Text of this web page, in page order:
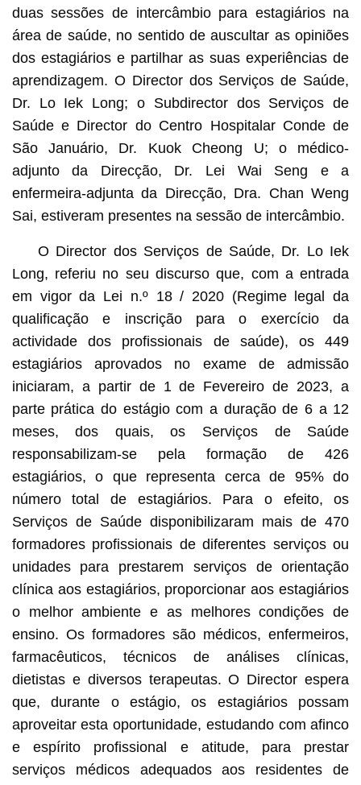
duas sessões de intercâmbio para estagiários na
área de saúde, no sentido de auscultar as opiniões
dos estagiários e partilhar as suas experiências de
aprendizagem. O Director dos Serviços de Saúde,
Dr. Lo Iek Long; o Subdirector dos Serviços de
Saúde e Director do Centro Hospitalar Conde de
São Januário, Dr. Kuok Cheong U; o médico-
adjunto da Direcção, Dr. Lei Wai Seng e a
enfermeira-adjunta da Direcção, Dra. Chan Weng
Sai, estiveram presentes na sessão de intercâmbio.
O Director dos Serviços de Saúde, Dr. Lo Iek
Long, referiu no seu discurso que, com a entrada
em vigor da Lei n.º 18 / 2020 (Regime legal da
qualificação e inscrição para o exercício da
actividade dos profissionais de saúde), os 449
estagiários aprovados no exame de admissão
iniciaram, a partir de 1 de Fevereiro de 2023, a
parte prática do estágio com a duração de 6 a 12
meses, dos quais, os Serviços de Saúde
responsabilizam-se pela formação de 426
estagiários, o que representa cerca de 95% do
número total de estagiários. Para o efeito, os
Serviços de Saúde disponibilizaram mais de 470
formadores profissionais de diferentes serviços ou
unidades para prestarem serviços de orientação
clínica aos estagiários, proporcionar aos estagiários
o melhor ambiente e as melhores condições de
ensino. Os formadores são médicos, enfermeiros,
farmacêuticos, técnicos de análises clínicas,
dietistas e diversos terapeutas. O Director espera
que, durante o estágio, os estagiários possam
aproveitar esta oportunidade, estudando com afinco
e espírito profissional e atitude, para prestar
serviços médicos adequados aos residentes de